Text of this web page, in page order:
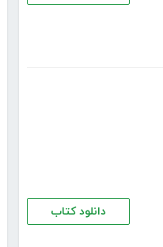
دانلود کتاب